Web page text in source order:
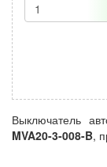
Выключатель
MVA20-3-008-B,